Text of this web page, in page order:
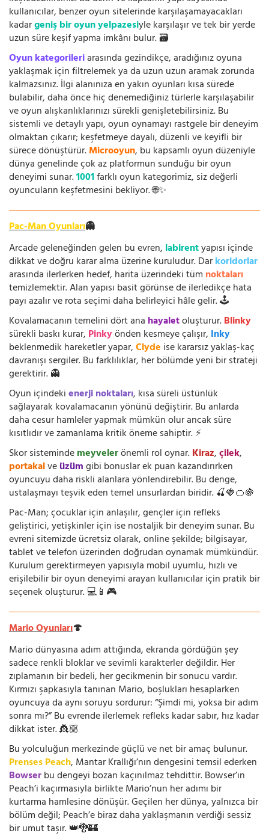
kullanıcılar, benzer oyun sitelerinde karşılaşamayacakları
kadargeniş bir oyun yelpazesiyle karşılaşır ve tek bir yerde
uzun süre keşif yapma imkânı bulur. 🗃️
Oyun kategorileriarasında gezindikçe, aradığınız oyuna
yaklaşmak için filtrelemek ya da uzun uzun aramak zorunda
kalmazsınız. İlgi alanınıza en yakın oyunları kısa sürede
bulabilir, daha önce hiç denemediğiniz türlerle karşılaşabilir
ve oyun alışkanlıklarınızı sürekli genişletebilirsiniz. Bu
sistemli ve detaylı yapı, oyun oynamayı rastgele bir deneyim
olmaktan çıkarır; keşfetmeye dayalı, düzenli ve keyifli bir
sürece dönüştürür.Microoyun, bu kapsamlı oyun düzeniyle
dünya genelinde çok az platformun sunduğu bir oyun
deneyimi sunar.1001farklı oyun kategorimiz, siz değerli
oyuncuların keşfetmesini bekliyor. 🌐✨
Pac-Man Oyunları👻
Arcade geleneğinden gelen bu evren, labirentyapısı içinde
dikkat ve doğru karar alma üzerine kuruludur. Darkoridorlar
arasında ilerlerken hedef, harita üzerindeki tüm noktaları
temizlemektir. Alan yapısı basit görünse de ilerledikçe hata
payı azalır ve rota seçimi daha belirleyici hâle gelir. 🕹️
Kovalamacanın temelini dört ana hayaletoluşturur.Blinky
sürekli baskı kurar, Pinkyönden kesmeye çalışır, Inky
beklenmedik hareketler yapar,Clyde ise kararsız yaklaş-kaç
davranışı sergiler. Bu farklılıklar, her bölümde yeni bir strateji
gerektirir. 👻
Oyun içindekienerji noktaları, kısa süreli üstünlük
sağlayarak kovalamacanın yönünü değiştirir. Bu anlarda
daha cesur hamleler yapmak mümkün olur ancak süre
kısıtlıdır ve zamanlama kritik öneme sahiptir. ⚡
Skor sistemindemeyvelerönemli rol oynar.Kiraz,çilek,
portakalveüzümgibi bonuslar ek puan kazandırırken
oyuncuyu daha riskli alanlara yönlendirebilir. Bu denge,
ustalaşmayı teşvik eden temel unsurlardan biridir. 🍒🍓🍊🍇
Pac-Man; çocuklar için anlaşılır, gençler için refleks
geliştirici, yetişkinler için ise nostaljik bir deneyim sunar. Bu
evreni sitemizde ücretsiz olarak, online şekilde; bilgisayar,
tablet ve telefon üzerinden doğrudan oynamak mümkündür.
Kurulum gerektirmeyen yapısıyla mobil uyumlu, hızlı ve
erişilebilir bir oyun deneyimi arayan kullanıcılar için pratik bir
seçenek oluşturur. 💻📱🎮
Mario Oyunları🍄
Mario dünyasına adım attığında, ekranda gördüğün şey
sadece renkli bloklar ve sevimli karakterler değildir. Her
zıplamanın bir bedeli, her gecikmenin bir sonucu vardır.
Kırmızı şapkasıyla tanınan Mario, boşlukları hesaplarken
oyuncuya da aynı soruyu sordurur: “Şimdi mi, yoksa bir adım
sonra mı?” Bu evrende ilerlemek refleks kadar sabır, hız kadar
dikkat ister. 👸🏼
Bu yolculuğun merkezinde güçlü ve net bir amaç bulunur.
Prenses Peach, Mantar Krallığı’nın dengesini temsil ederken
Bowserbu dengeyi bozan kaçınılmaz tehdittir. Bowser’ın
Peach’i kaçırmasıyla birlikte Mario’nun her adımı bir
kurtarma hamlesine dönüşür. Geçilen her dünya, yalnızca bir
bölüm değil; Peach’e biraz daha yaklaşmanın verdiği sessiz
bir umut taşır. 👑🐉🏰